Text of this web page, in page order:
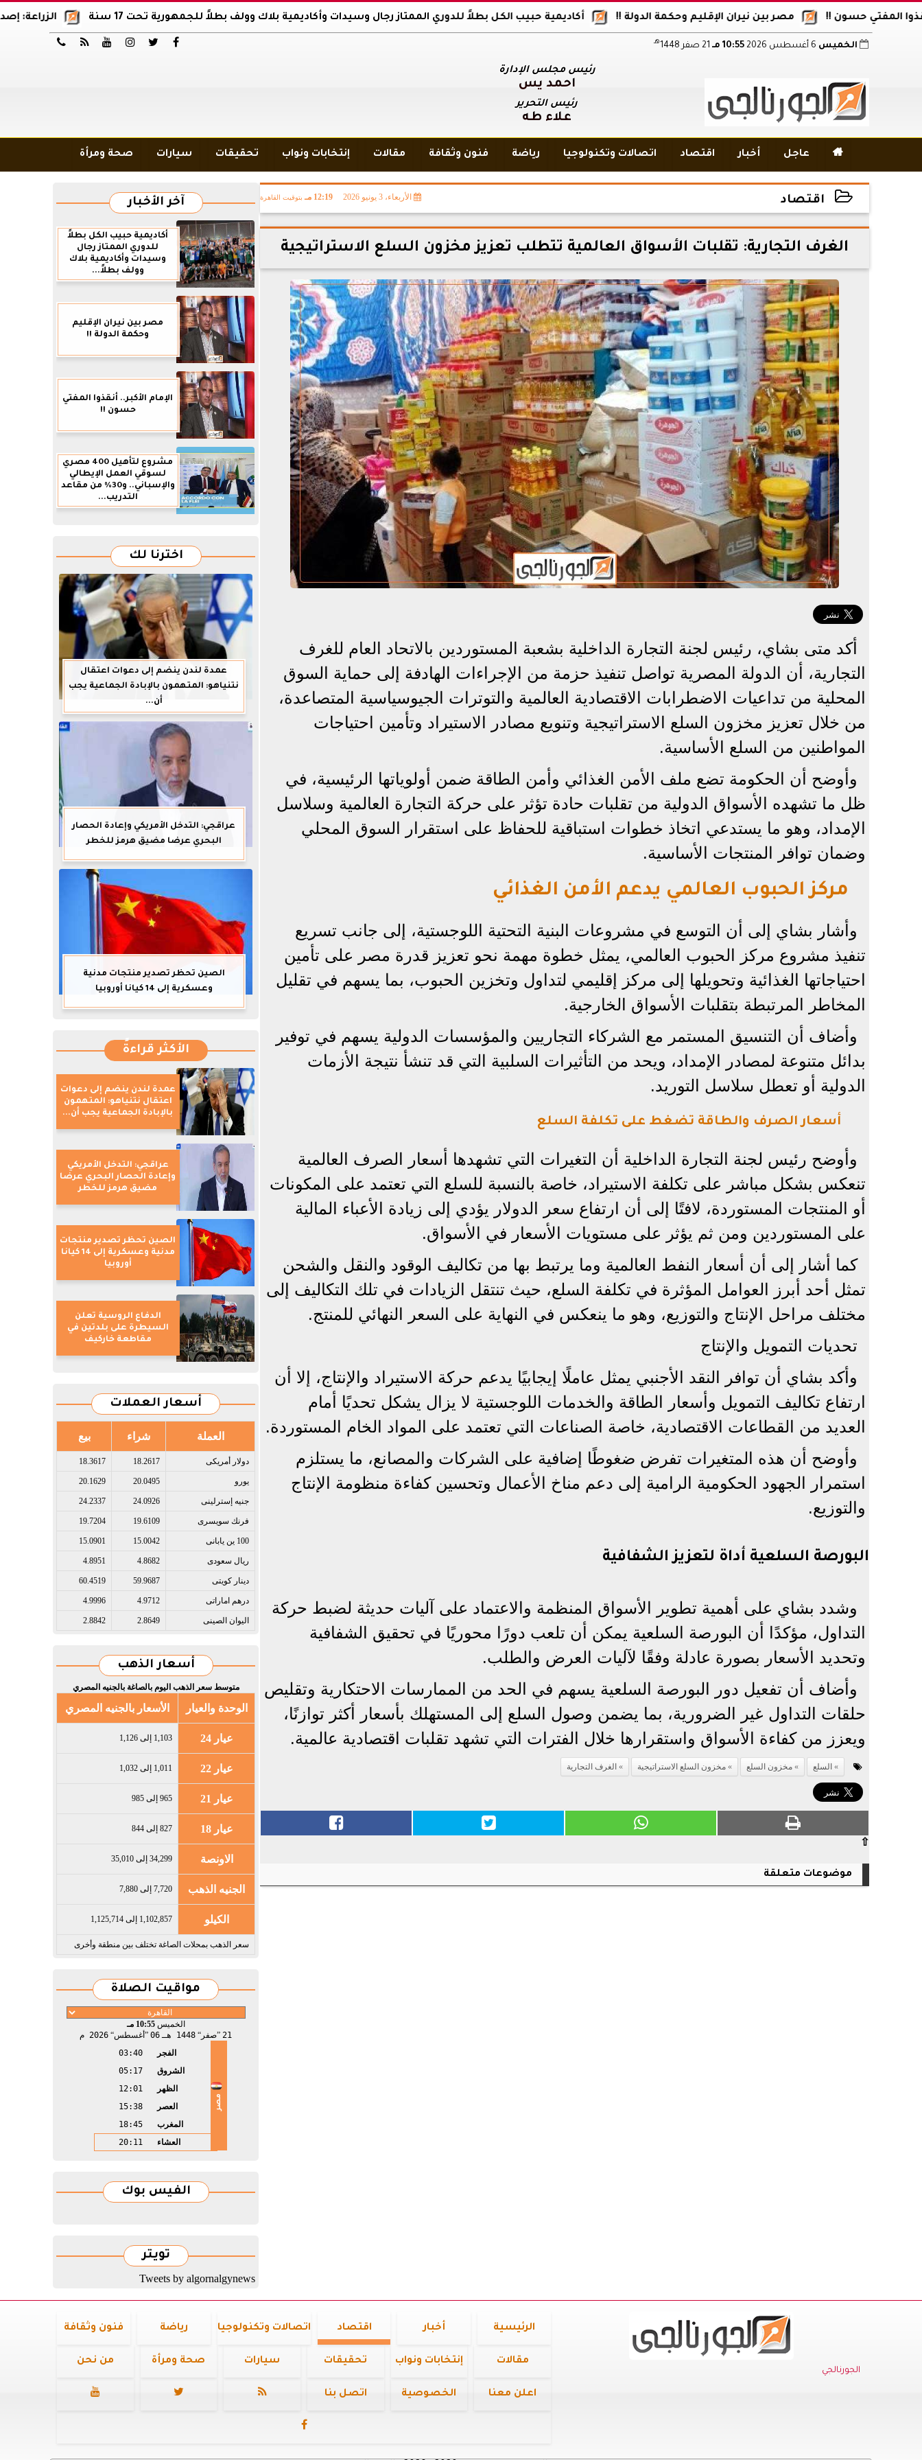
الزراعة: إصدار 12 ألف موافقة وتصريح بالمبيدات خلال 6 شهور أكاديمية حبيب الكل بطلاً للدوري الممتاز رجال وسيدات وأكاديمية بلاك وولف بطلاً للجمهورية تحت 17 سنة مصر بين نيران الإقليم وحكمة الدولة !! حسون !!





 الخميس 10:55 مـ هـ
رئيس مجلس الإدارة
أحمد يس
رئيس التحرير
علاء طه
 عاجل أخبار اقتصاد اتصالات وتكنولوجيا رياضة فنون وثقافة مقالات إنتخابات ونواب تحقيقات سيارات صحة ومرأة
اقتصاد الأربعاء، 3 يونيو 2026 12:19 مـ بتوقيت القاهرة
2026-06-03 12:19:30
الغرف التجارية: تقلبات الأسواق العالمية تتطلب تعزيز مخزون السلع الاستراتيجية
أكد متى بشاي، رئيس لجنة التجارة الداخلية بشعبة المستوردين بالاتحاد العام للغرف
التجارية، أن الدولة المصرية تواصل تنفيذ حزمة من الإجراءات الهادفة إلى حماية السوق
المحلية من تداعيات الاضطرابات الاقتصادية العالمية والتوترات الجيوسياسية المتصاعدة،
من خلال تعزيز مخزون السلع الاستراتيجية وتنويع مصادر الاستيراد وتأمين احتياجات
المواطنين من السلع الأساسية.
وأوضح أن الحكومة تضع ملف الأمن الغذائي وأمن الطاقة ضمن أولوياتها الرئيسية، في
ظل ما تشهده الأسواق الدولية من تقلبات حادة تؤثر على حركة التجارة العالمية وسلاسل
الإمداد، وهو ما يستدعي اتخاذ خطوات استباقية للحفاظ على استقرار السوق المحلي
وضمان توافر المنتجات الأساسية.
مركز الحبوب العالمي يدعم الأمن الغذائي
وأشار بشاي إلى أن التوسع في مشروعات البنية التحتية اللوجستية، إلى جانب تسريع
تنفيذ مشروع مركز الحبوب العالمي، يمثل خطوة مهمة نحو تعزيز قدرة مصر على تأمين
احتياجاتها الغذائية وتحويلها إلى مركز إقليمي لتداول وتخزين الحبوب، بما يسهم في تقليل
المخاطر المرتبطة بتقلبات الأسواق الخارجية.
وأضاف أن التنسيق المستمر مع الشركاء التجاريين والمؤسسات الدولية يسهم في توفير
بدائل متنوعة لمصادر الإمداد، ويحد من التأثيرات السلبية التي قد تنشأ نتيجة الأزمات
الدولية أو تعطل سلاسل التوريد.
أسعار الصرف والطاقة تضغط على تكلفة السلع
وأوضح رئيس لجنة التجارة الداخلية أن التغيرات التي تشهدها أسعار الصرف العالمية
تنعكس بشكل مباشر على تكلفة الاستيراد، خاصة بالنسبة للسلع التي تعتمد على المكونات
أو المنتجات المستوردة، لافتًا إلى أن ارتفاع سعر الدولار يؤدي إلى زيادة الأعباء المالية
على المستوردين ومن ثم يؤثر على مستويات الأسعار في الأسواق.
كما أشار إلى أن أسعار النفط العالمية وما يرتبط بها من تكاليف الوقود والنقل والشحن
تمثل أحد أبرز العوامل المؤثرة في تكلفة السلع، حيث تنتقل الزيادات في تلك التكاليف إلى
مختلف مراحل الإنتاج والتوزيع، وهو ما ينعكس في النهاية على السعر النهائي للمنتج.
تحديات التمويل والإنتاج
وأكد بشاي أن توافر النقد الأجنبي يمثل عاملًا إيجابيًا يدعم حركة الاستيراد والإنتاج، إلا أن
ارتفاع تكاليف التمويل وأسعار الطاقة والخدمات اللوجستية لا يزال يشكل تحديًا أمام
العديد من القطاعات الاقتصادية، خاصة الصناعات التي تعتمد على المواد الخام المستوردة.
وأوضح أن هذه المتغيرات تفرض ضغوطًا إضافية على الشركات والمصانع، ما يستلزم
استمرار الجهود الحكومية الرامية إلى دعم مناخ الأعمال وتحسين كفاءة منظومة الإنتاج
والتوزيع.
البورصة السلعية أداة لتعزيز الشفافية
وشدد بشاي على أهمية تطوير الأسواق المنظمة والاعتماد على آليات حديثة لضبط حركة
التداول، مؤكدًا أن البورصة السلعية يمكن أن تلعب دورًا محوريًا في تحقيق الشفافية
وتحديد الأسعار بصورة عادلة وفقًا لآليات العرض والطلب.
وأضاف أن تفعيل دور البورصة السلعية يسهم في الحد من الممارسات الاحتكارية وتقليص
حلقات التداول غير الضرورية، بما يضمن وصول السلع إلى المستهلك بأسعار أكثر توازنًا،
ويعزز من كفاءة الأسواق واستقرارها خلال الفترات التي تشهد تقلبات اقتصادية عالمية.
السلع مخزون السلع مخزون السلع الاستراتيجية الغرف التجارية
⇧
موضوعات متعلقة
آخر الأخبار
أكاديمية حبيب الكل بطلاً
للدوري الممتاز رجال
وسيدات وأكاديمية بلاك
وولف بطلاً...
مصر بين نيران الإقليم
وحكمة الدولة !!
الإمام الأكبر.. أنقذوا المفتي
حسون !!
مشروع لتأهيل 400 مصري
لسوقي العمل الإيطالي
والإسباني.. و30% من مقاعد
التدريب...
اخترنا لك
عمدة لندن ينضم إلى دعوات اعتقال
نتنياهو: المتهمون بالإبادة الجماعية يجب
أن...
عراقجي: التدخل الأمريكي وإعادة الحصار
البحري عرضا مضيق هرمز للخطر
الصين تحظر تصدير منتجات مدنية
وعسكرية إلى 14 كيانا أوروبيا
الأكثر قراءةً
عمدة لندن ينضم إلى دعوات
اعتقال نتنياهو: المتهمون
بالإبادة الجماعية يجب أن...
عراقجي: التدخل الأمريكي
وإعادة الحصار البحري عرضا
مضيق هرمز للخطر
الصين تحظر تصدير منتجات
مدنية وعسكرية إلى 14 كيانا
أوروبيا
الدفاع الروسية تعلن
السيطرة على بلدتين في
مقاطعة خاركيف
أسعار العملات
العملة شراء بيع
دولار أمريكى​ 18.2617
18.3617
يورو​ 20.0495
20.1629
جنيه إسترلينى​ 24.0926
24.2337
فرنك سويسرى​ 19.6109
19.7204
100 ين يابانى​ 15.0042
15.0901
ريال سعودى​ 4.8682
4.8951
دينار كويتى​ 59.9687
60.4519
درهم اماراتى​ 4.9712
4.9996
اليوان الصينى​ 2.8649
2.8842
أسعار الذهب
متوسط سعر الذهب اليوم بالصاغة بالجنيه المصري
الوحدة والعيار الأسعار بالجنيه المصري
عيار 24 1,103 إلى 1,126
عيار 22 1,011 إلى 1,032
عيار 21 965 إلى 985
عيار 18 827 إلى 844
الاونصة 34,299 إلى 35,010
الجنيه الذهب 7,720 إلى 7,880
الكيلو 1,102,857 إلى 1,125,714
سعر الذهب بمحلات الصاغة تختلف بين منطقة وأخرى
مواقيت الصلاة
الخميس10:55 مـ
21 صفر 1448 هـ 06 أغسطس 2026 م
مصر
الفجر
03:40
الشروق
05:17
الظهر
12:01
العصر
15:38
المغرب
18:45
العشاء
20:11
الفيس بوك
تويتر
Tweets by algornalgynews
الجورنالجي
الرئيسية أخبار اقتصاد اتصالات وتكنولوجيا رياضة فنون وثقافة
مقالات إنتخابات ونواب تحقيقات سيارات صحة ومرأة من نحن
اعلن معنا الخصوصية اتصل بنا 


